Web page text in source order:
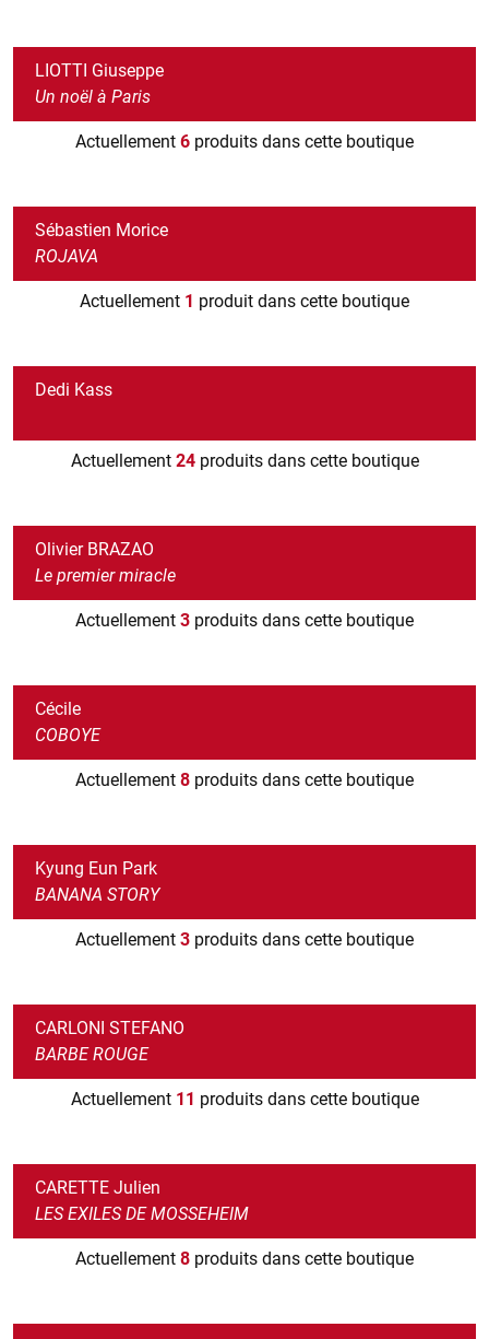
LIOTTI Giuseppe
Un noël à Paris
Actuellement 6 produits dans cette boutique
Sébastien Morice
ROJAVA
Actuellement 1 produit dans cette boutique
Dedi Kass
Actuellement 24produits dans cette boutique
Olivier BRAZAO
Le premier miracle
Actuellement 3 produits dans cette boutique
Cécile
COBOYE
Actuellement 8 produits dans cette boutique
Kyung Eun Park
BANANA STORY
Actuellement 3 produits dans cette boutique
CARLONI STEFANO
BARBE ROUGE
Actuellement 11 produits dans cette boutique
CARETTE Julien
LES EXILES DE MOSSEHEIM
Actuellement 8 produits dans cette boutique